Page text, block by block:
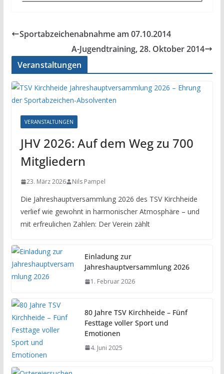
Sportabzeichenabnahme am 07.10.2014
A-Jugendtraining, 28. Oktober 2014
Veranstaltungen
VERANSTALTUNGEN
JHV 2026: Auf dem Weg zu 700
Mitgliedern
23. März 2026 Nils Pampel
Die Jahreshauptversammlung 2026 des TSV Kirchheide
verlief wie gewohnt in harmonischer Atmosphäre – und
mit erfreulichen Zahlen: Der Verein zählt
Einladung zur
Jahreshauptversammlung 2026
1. Februar 2026
80 Jahre TSV Kirchheide – Fünf
Festtage voller Sport und
Emotionen
4. Juni 2025